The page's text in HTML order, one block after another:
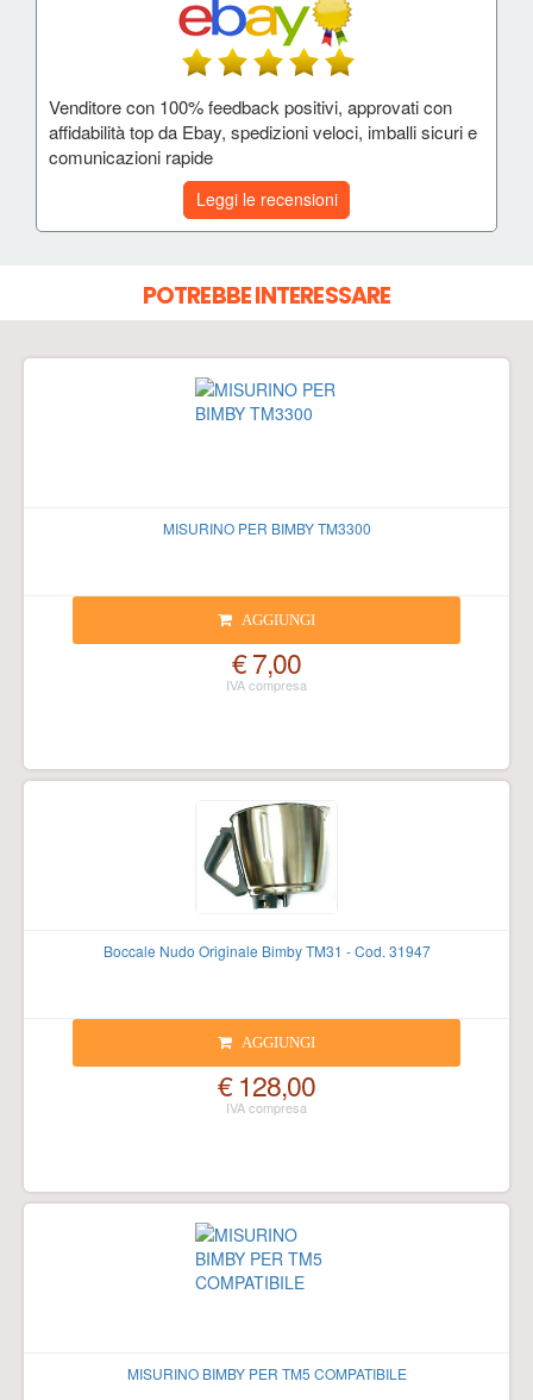
Venditore con 100% feedback positivi, approvati con
affidabilità top da Ebay, spedizioni veloci, imballi sicuri e
comunicazioni rapide
Leggi le recensioni
POTREBBE INTERESSARE
MISURINO PER BIMBY TM3300
AGGIUNGI
€ 7,00
Boccale Nudo Originale Bimby TM31 - Cod. 31947
AGGIUNGI
€ 128,00
MISURINO BIMBY PER TM5 COMPATIBILE